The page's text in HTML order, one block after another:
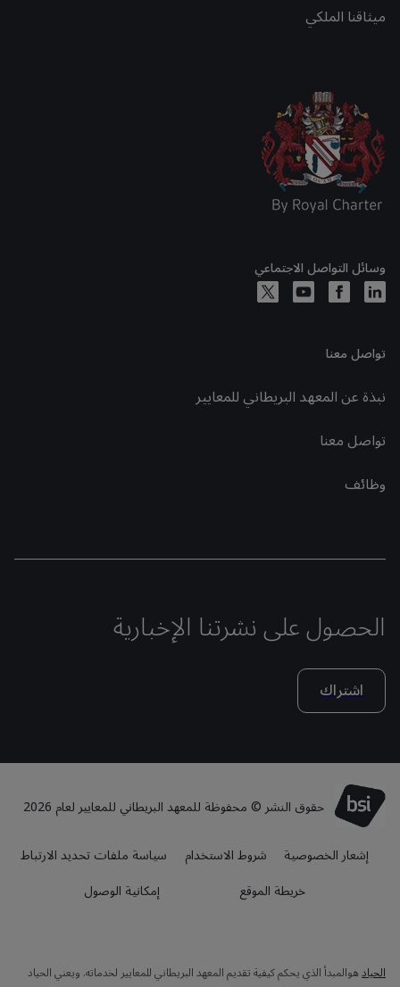
ميثاقنا الملكي
وسائل التواصل الاجتماعي
تواصل معنا
نبذة عن المعهد البريطاني للمعايير
تواصل معنا
وظائف
الحصول على نشرتنا الإخبارية
اشتراك
حقوق النشر © محفوظة للمعهد البريطاني للمعايير لعام 2026
إشعار الخصوصية
شروط الاستخدام
سياسة ملفات تحديد الارتباط
خريطة الموقع
إمكانية الوصول
الحيادهوالمبدأ الذي يحكم كيفية تقديم المعهد البريطاني للمعايير لخدماته. ويعني الحياد